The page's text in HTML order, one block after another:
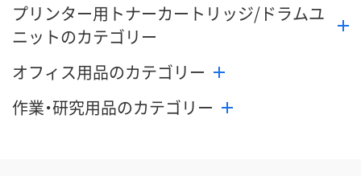
プリンター用トナーカートリッジ/ドラムユ
ニットのカテゴリー
オフィス用品のカテゴリー
作業・研究用品のカテゴリー